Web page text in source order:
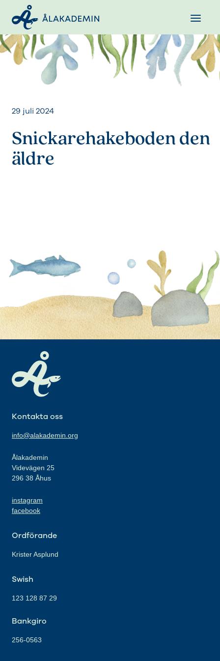
29 juli 2024
Snickarehakeboden den
äldre
Kontakta oss
info@alakademin.org
Ålakademin
Videvägen 25
296 38 Åhus
instagram
facebook
Ordförande
Krister Asplund
Swish
123 128 87 29
Bankgiro
256-0563